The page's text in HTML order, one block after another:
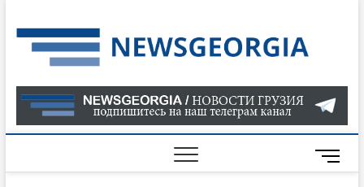
to
content
О
В
ГРУЗИИ
M
e